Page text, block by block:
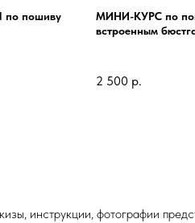
пошиву
МИНИ-КУРС по
встроенным
2 500 р.
инструкции, фотографии